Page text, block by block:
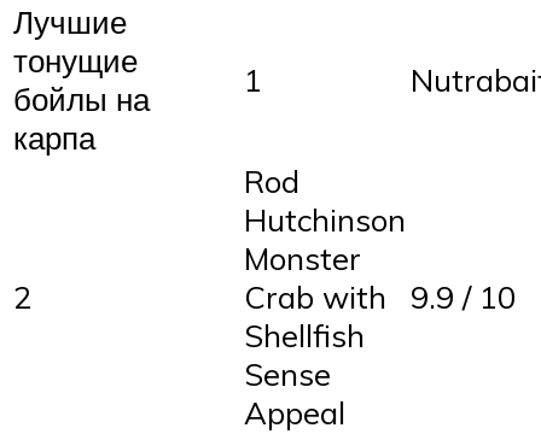
Лучшие
тонущие
бойлы на
карпа
1
2
Rod
Hutchinson
Monster
Crab with
Shellfish
Sense
Appeal
9.9 / 10